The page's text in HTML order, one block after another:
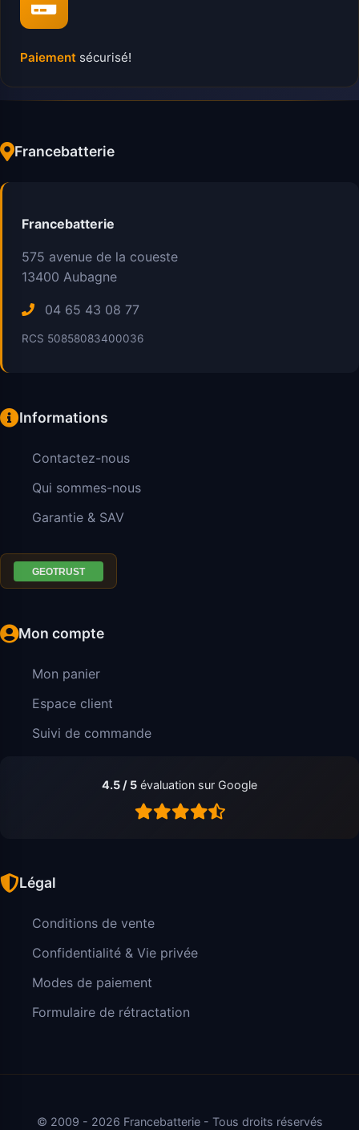
Paiement sécurisé!
Francebatterie
Francebatterie
575 avenue de la coueste
13400 Aubagne
04 65 43 08 77
RCS 50858083400036
Informations
Contactez-nous
Qui sommes-nous
Garantie & SAV
Mon compte
Mon panier
Espace client
Suivi de commande
4.5 / 5 évaluation sur Google
Légal
Conditions de vente
Confidentialité & Vie privée
Modes de paiement
Formulaire de rétractation
© 2009 - 2026 Francebatterie - Tous droits réservés